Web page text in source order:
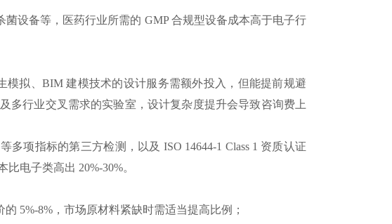
设备等，医药行业所需的 GMP 合规型设备成本高于电子行
拟、BIM 建模技术的设计服务需额外投入，但能提前规避
多行业交叉需求的实验室，设计复杂度提升会导致咨询费上
项指标的第三方检测，以及 ISO 14644-1 Class 1 资质认证
电子类高出 20%-30%。
5%-8%，市场原材料紧缺时需适当提高比例；